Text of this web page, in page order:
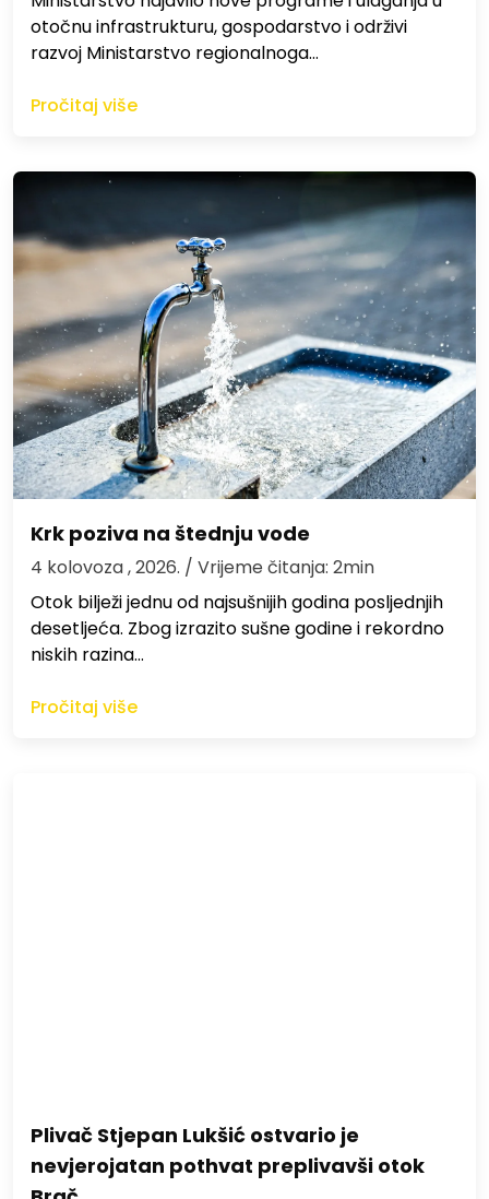
otočnu infrastrukturu, gospodarstvo i održivi
razvoj Ministarstvo regionalnoga…
Pročitaj više
Krk poziva na štednju vode
4 kolovoza , 2026. / Vrijeme čitanja: 2min
Otok bilježi jednu od najsušnijih godina posljednjih
desetljeća. Zbog izrazito sušne godine i rekordno
niskih razina…
Pročitaj više
Plivač Stjepan Lukšić ostvario je
nevjerojatan pothvat preplivavši otok